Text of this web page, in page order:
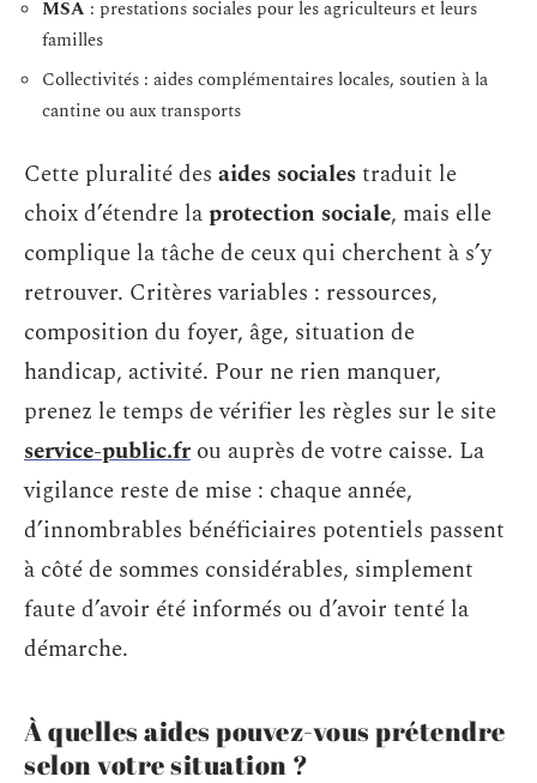
MSA : prestations sociales pour les agriculteurs et leurs
familles
Collectivités : aides complémentaires locales, soutien à la
cantine ou aux transports
Cette pluralité des aides socialestraduit le
choix d’étendre laprotection sociale, mais elle
complique la tâche de ceux qui cherchent à s’y
retrouver. Critères variables : ressources,
composition du foyer, âge, situation de
handicap, activité. Pour ne rien manquer,
prenez le temps de vérifier les règles sur le site
service-public.fr ou auprès de votre caisse. La
vigilance reste de mise : chaque année,
d’innombrables bénéficiaires potentiels passent
à côté de sommes considérables, simplement
faute d’avoir été informés ou d’avoir tenté la
démarche.
À quelles aides pouvez-vous prétendre
selon votre situation ?